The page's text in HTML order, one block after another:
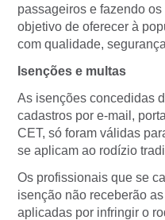
passageiros e fazendo
objetivo de oferecer à
com qualidade,
Isenções e multas
As isenções concedidas
cadastros por e-mail,
CET, só foram válidas
se aplicam ao rodízio
Os profissionais que se
isenção não receberão
aplicadas por infringir o